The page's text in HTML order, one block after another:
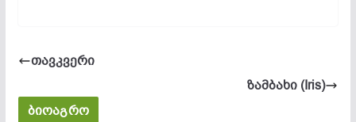
თავკვერი
ზამ­ბა­ხი (Iris)
ბიოაგრო